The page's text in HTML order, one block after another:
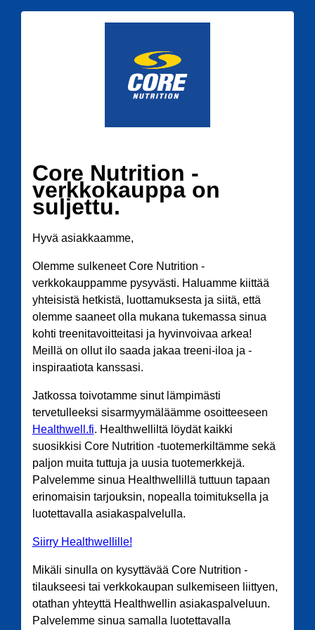
Core Nutrition -
verkkokauppa on
suljettu.
Hyvä asiakkaamme,
Olemme sulkeneet Core Nutrition -
verkkokauppamme pysyvästi. Haluamme kiittää
yhteisistä hetkistä, luottamuksesta ja siitä, että
olemme saaneet olla mukana tukemassa sinua
kohti treenitavoitteitasi ja hyvinvoivaa arkea!
Meillä on ollut ilo saada jakaa treeni-iloa ja -
inspiraatiota kanssasi.
Jatkossa toivotamme sinut lämpimästi
tervetulleeksi sisarmyymäläämme osoitteeseen
Healthwell.fi. Healthwelliltä löydät kaikki
suosikkisi Core Nutrition -tuotemerkiltämme sekä
paljon muita tuttuja ja uusia tuotemerkkejä.
Palvelemme sinua Healthwellillä tuttuun tapaan
erinomaisin tarjouksin, nopealla toimituksella ja
luotettavalla asiakaspalvelulla.
Siirry Healthwellille!
Mikäli sinulla on kysyttävää Core Nutrition -
tilaukseesi tai verkkokaupan sulkemiseen liittyen,
otathan yhteyttä Healthwellin asiakaspalveluun.
Palvelemme sinua samalla luotettavalla